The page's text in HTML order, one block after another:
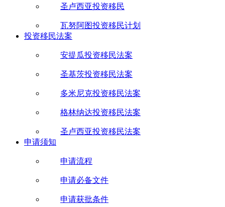
圣卢西亚投资移民
瓦努阿图投资移民计划
投资移民法案
安提瓜投资移民法案
圣基茨投资移民法案
多米尼克投资移民法案
格林纳达投资移民法案
圣卢西亚投资移民法案
申请须知
申请流程
申请必备文件
申请获批条件